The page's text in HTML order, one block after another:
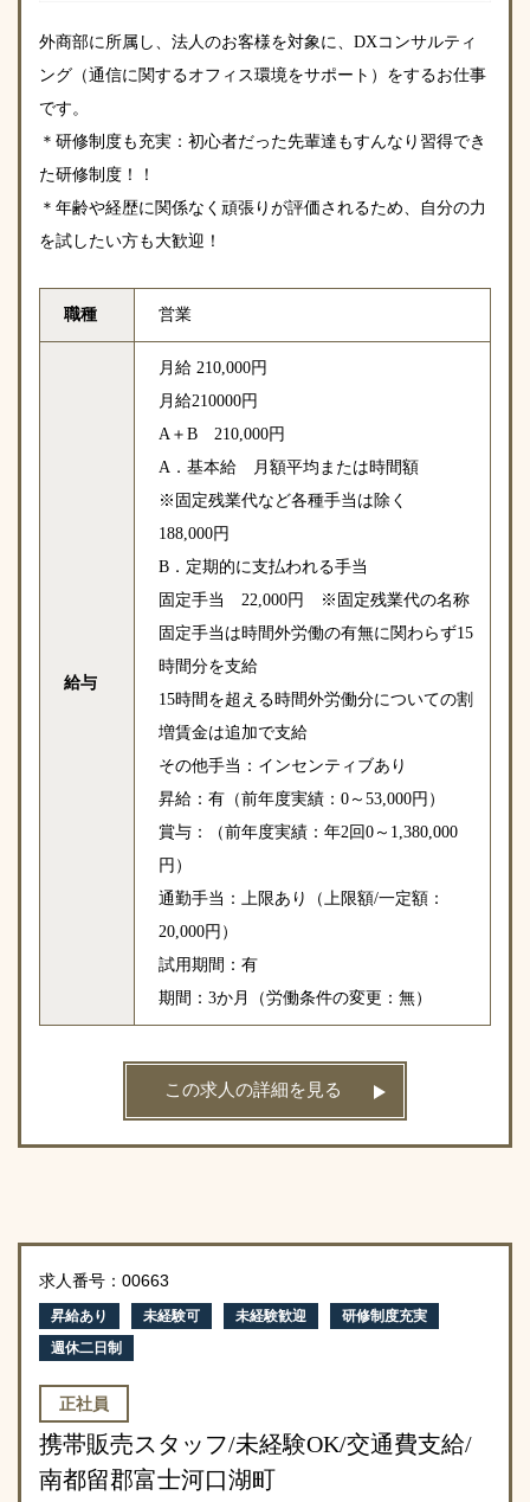
外商部に所属し、法人のお客様を対象に、DXコンサルティ
ング（通信に関するオフィス環境をサポート）をするお仕事
です。
＊研修制度も充実：初心者だった先輩達もすんなり習得でき
た研修制度！！
＊年齢や経歴に関係なく頑張りが評価されるため、自分の力
を試したい方も大歓迎！
職種 営業
給与
月給 210,000円
月給210000円
A＋B 210,000円
A．基本給 月額平均または時間額
※固定残業代など各種手当は除く
188,000円
B．定期的に支払われる手当
固定手当 22,000円 ※固定残業代の名称
固定手当は時間外労働の有無に関わらず15
時間分を支給
15時間を超える時間外労働分についての割
増賃金は追加で支給
その他手当：インセンティブあり
昇給：有（前年度実績：0～53,000円）
賞与：（前年度実績：年2回0～1,380,000
円）
通勤手当：上限あり（上限額/一定額：
20,000円）
試用期間：有
期間：3か月（労働条件の変更：無）
この求人の詳細を見る
求人番号：00663
昇給あり 未経験可 未経験歓迎
研修制度充実
週休二日制
正社員
携帯販売スタッフ/未経験OK/交通費支給/
南都留郡富士河口湖町